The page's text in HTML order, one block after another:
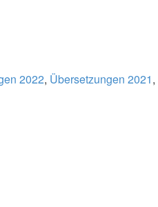
2022, Übersetzungen 2021,